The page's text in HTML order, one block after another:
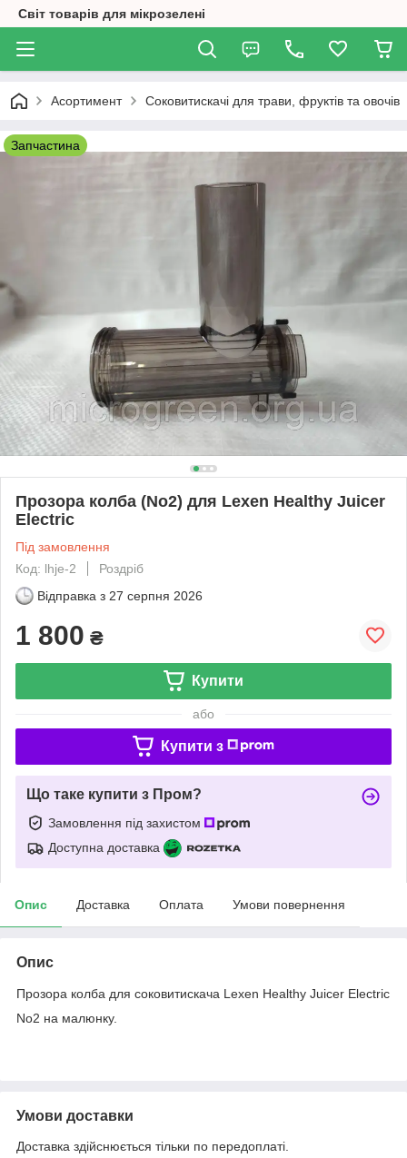
Світ товарів для мікрозелені
Асортимент Соковитискачі для трави, фруктів та овочів
Запчастина
Прозора колба (No2) для Lexen Healthy Juicer
Electric
Під замовлення
Код: lhje-2
Роздріб
Відправка з 27 серпня 2026
1 800 ₴
Купити
або
Купити з
Що таке купити з Пром?
Замовлення під захистом
Доступна доставка
Опис Доставка Оплата Умови повернення
Опис
Прозора колба для соковитискача Lexen Healthy Juicer Electric
No2 на малюнку.
Умови доставки
Доставка здійснюється тільки по передоплаті.